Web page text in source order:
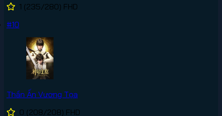
1 (235/280) FHD
#10
Thần Ấn Vương Tọa
0 (208/208) FHD